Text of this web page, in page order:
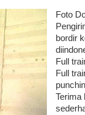
Foto
bordir
Full
Full
Terima